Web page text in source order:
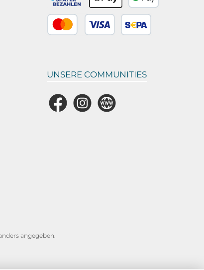
UNSERE COMMUNITIES
FacebookInstagramWebsite
angegeben.